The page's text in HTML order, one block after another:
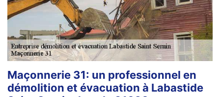
Maçonnerie 31: un professionnel en
démolition et évacuation à Labastide